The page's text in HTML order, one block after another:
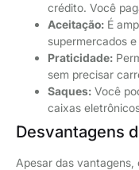
crédito. Você
Aceitação: É
supermercados
Praticidade:
sem precisar
Saques: Você
caixas
Desvantagens
Apesar das